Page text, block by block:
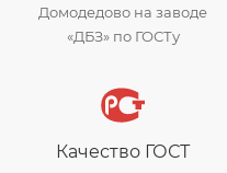
Домодедово на заводе
«ДБЗ» по ГОСТу
Качество ГОСТ